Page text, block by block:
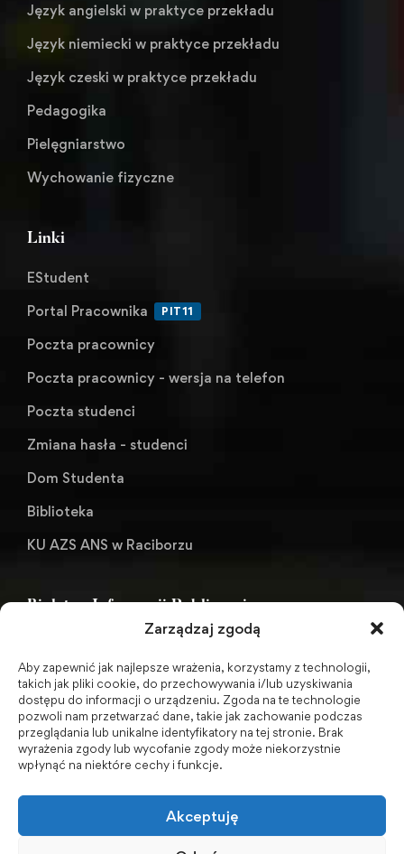
Zarządzaj zgodą
Aby zapewnić jak najlepsze wrażenia, korzystamy z technologii,
takich jak pliki cookie, do przechowywania i/lub uzyskiwania
dostępu do informacji o urządzeniu. Zgoda na te technologie
pozwoli nam przetwarzać dane, takie jak zachowanie podczas
przeglądania lub unikalne identyfikatory na tej stronie. Brak
wyrażenia zgody lub wycofanie zgody może niekorzystnie
wpłynąć na niektóre cechy i funkcje.
Akceptuję
Język angielski w praktyce przekładu
Język niemiecki w praktyce przekładu
Język czeski w praktyce przekładu
Pedagogika
Pielęgniarstwo
Wychowanie fizyczne
Linki
EStudent
Portal Pracownika
PIT11
Poczta pracownicy
Poczta pracownicy - wersja na telefon
Poczta studenci
Zmiana hasła - studenci
Dom Studenta
Biblioteka
KU AZS ANS w Raciborzu
Biuletyn Informacji Publicznej
BIP - Biuletyn Informacji Publicznej PWSZ -
archiwum
Social Media